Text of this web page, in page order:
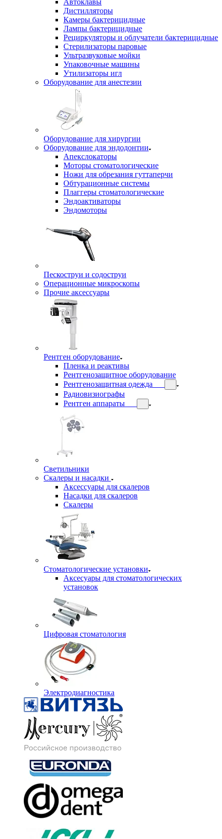
Автоклавы
Дистилляторы
Камеры бактерицидные
Лампы бактерицидные
Рециркуляторы и облучатели бактерицидные
Стерилизаторы паровые
Ультразвуковые мойки
Упаковочные машины
Утилизаторы игл
Оборудование для анестезии
Оборудование для хирургии
Оборудование для эндодонтии
Апекслокаторы
Моторы стоматологические
Ножи для обрезания гуттаперчи
Обтурационные системы
Плаггеры стоматологические
Эндоактиваторы
Эндомоторы
Пескоструи и содоструи
Операционные микроскопы
Прочие аксессуары
Рентген оборудование
Пленка и реактивы
Рентгенозащитное оборудование
Рентгенозащитная одежда
Радиовизиографы
Рентген аппараты
Светильники
Скалеры и насадки
Аксессуары для скалеров
Насадки для скалеров
Скалеры
Стоматологические установки
Аксесуары для стоматологических
установок
Цифровая стоматология
Электродиагностика